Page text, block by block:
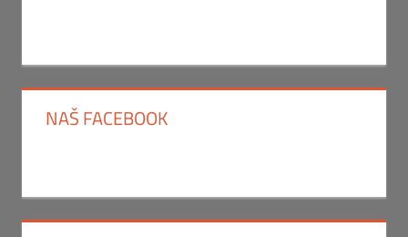
NAŠ FACEBOOK